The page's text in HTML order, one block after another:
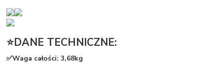
⭐DANE TECHNICZNE:
✅Waga całości: 3,68kg